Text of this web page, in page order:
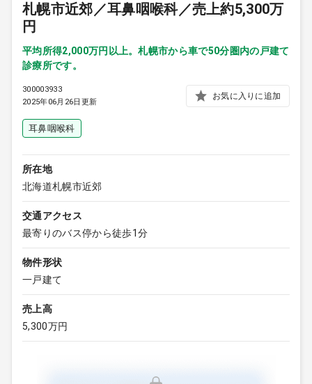
札幌市近郊／耳鼻咽喉科／売上約5,300万
円
平均所得2,000万円以上。札幌市から車で50分圏内の戸建て
診療所です。
300003933
2025年06月26日更新
お気に入りに追加
耳鼻咽喉科
所在地
北海道札幌市近郊
交通アクセス
最寄りのバス停から徒歩1分
物件形状
一戸建て
売上高
5,300万円